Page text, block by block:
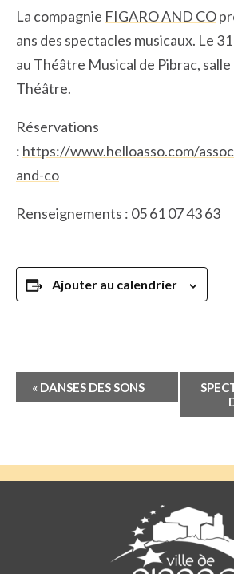
La compagnie FIGARO AND CO
ans des spectacles musicaux. Le
au Théâtre Musical de Pibrac,
Théâtre.
Réservations
: https://www.helloasso.com/
and-co
Renseignements : 05 61 07 43 63
Ajouter au calendrier
Navigation
Évènement
« DANSES DES SONS